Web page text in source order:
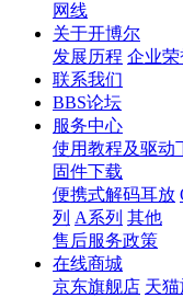
网线
关于开博尔
发展历程 企业荣
联系我们
BBS论坛
服务中心
使用教程及驱动
固件下载
便携式解码耳放
列 A系列 其他
售后服务政策
在线商城
京东旗舰店 天